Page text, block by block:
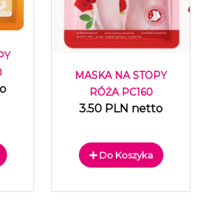
MASKA NA STOPY
RÓŻA PC160
3.50 PLN netto
Do Koszyka